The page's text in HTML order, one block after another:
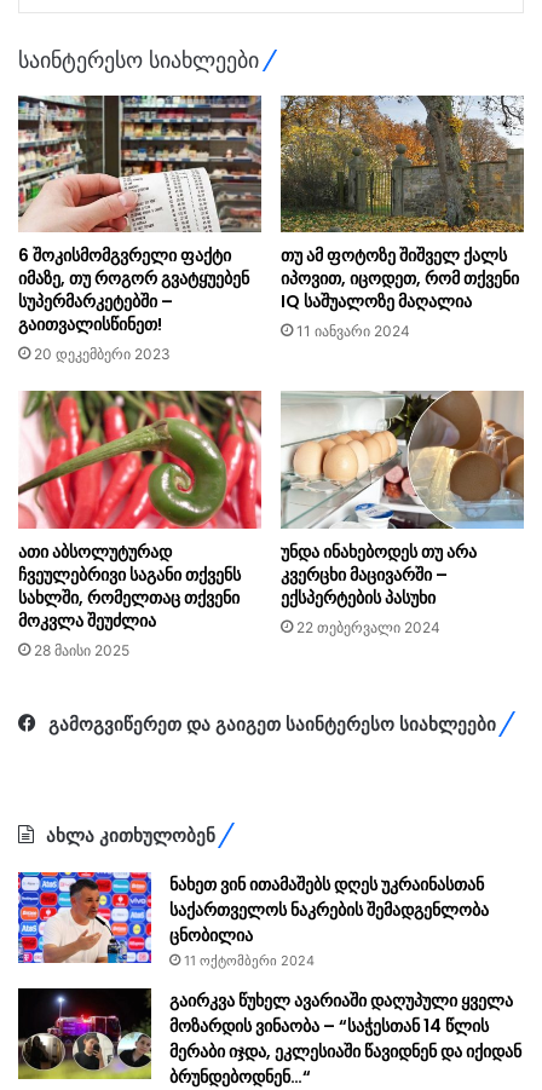
საინტერესო სიახლეები
6 შოკისმომგვრელი ფაქტი
იმაზე, თუ როგორ გვატყუებენ
სუპერმარკეტებში –
გაითვალისწინეთ!
20 დეკემბერი 2023
თუ ამ ფოტოზე შიშველ ქალს
იპოვით, იცოდეთ, რომ თქვენი
IQ საშუალოზე მაღალია
11 იანვარი 2024
ათი აბსოლუტურად
ჩვეულებრივი საგანი თქვენს
სახლში, რომელთაც თქვენი
მოკვლა შეუძლია
28 მაისი 2025
უნდა ინახებოდეს თუ არა
კვერცხი მაცივარში –
ექსპერტების პასუხი
22 თებერვალი 2024
გამოგვიწერეთ და გაიგეთ საინტერესო სიახლეები
ახლა კითხულობენ
ნახეთ ვინ ითამაშებს დღეს უკრაინასთან
საქართველოს ნაკრების შემადგენლობა
ცნობილია
11 ოქტომბერი 2024
გაირკვა წუხელ ავარიაში დაღუპული ყველა
მოზარდის ვინაობა – “საჭესთან 14 წლის
მერაბი იჯდა, ეკ­ლე­სი­ა­ში წა­ვიდ­ნენ და იქი­დან
ბრუნ­დე­ბოდ­ნენ…“